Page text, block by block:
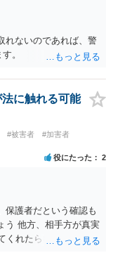
れないのであれば、警
。
に触れる可能
#被害者
#加害者
役にたった 2
保護者だという確認も
う 他方、相手方が真実
くれたら自慰行為など